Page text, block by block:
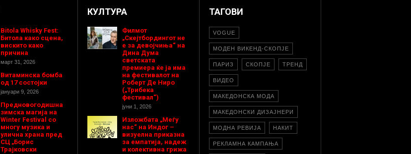
Bitola Whisky Fest:
Битола како сцена,
вискито како
причина
март 31, 2026
Витаминска бомба
од 17 состојки
јануари 9, 2026
Предновогодишнa
зимска магија на
Winter Festival со
многу музика и
улична храна пред
СЦ „Борис
Трајковски
КУЛТУРА
Филмот
„Скејтбордингот не
е за девојчиња“ на
Дина Дума
светската
премиера ќе ја има
на фестивалот на
Роберт Де Ниро
(„Трибека
фестивал“)
јуни 1, 2026
Изложбата „Меѓу
нас“ на Индог –
визуелна приказна
за емпатија, надеж
и колективна грижа
ТАГОВИ
VOGUE
МОДЕН ВИКЕНД-СКОПЈЕ
ПАРИЗ СКОПЈЕ ТРЕНД
ВИДЕО
МАКЕДОНСКА МОДА
МАКЕДОНСКИ ДИЗАЈНЕРИ
МОДНА РЕВИЈА НАКИТ
РЕКЛАМНА КАМПАЊА